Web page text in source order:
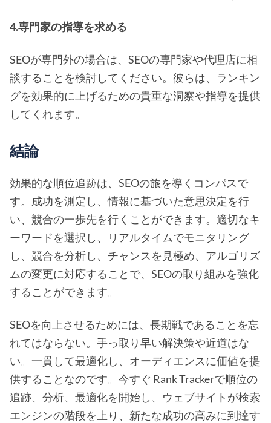
4.専門家の指導を求める
SEOが専門外の場合は、SEOの専門家や代理店に相
談することを検討してください。彼らは、ランキン
グを効果的に上げるための貴重な洞察や指導を提供
してくれます。
結論
効果的な順位追跡は、SEOの旅を導くコンパスで
す。成功を測定し、情報に基づいた意思決定を行
い、競合の一歩先を行くことができます。適切なキ
ーワードを選択し、リアルタイムでモニタリング
し、競合を分析し、チャンスを見極め、アルゴリズ
ムの変更に対応することで、SEOの取り組みを強化
することができます。
SEOを向上させるためには、長期戦であることを忘
れてはならない。手っ取り早い解決策や近道はな
い。一貫して最適化し、オーディエンスに価値を提
供することなのです。今すぐ Rank Trackerで順位の
追跡、分析、最適化を開始し、ウェブサイトが検索
エンジンの階段を上り、新たな成功の高みに到達す